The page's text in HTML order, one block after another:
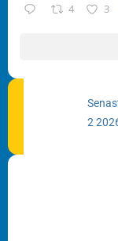
4 3
2